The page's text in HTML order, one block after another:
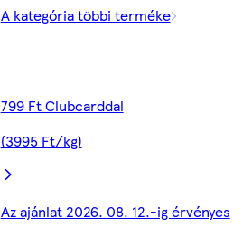
A kategória többi terméke
799 Ft Clubcarddal
(3995 Ft/kg)
Az ajánlat 2026. 08. 12.-ig érvényes